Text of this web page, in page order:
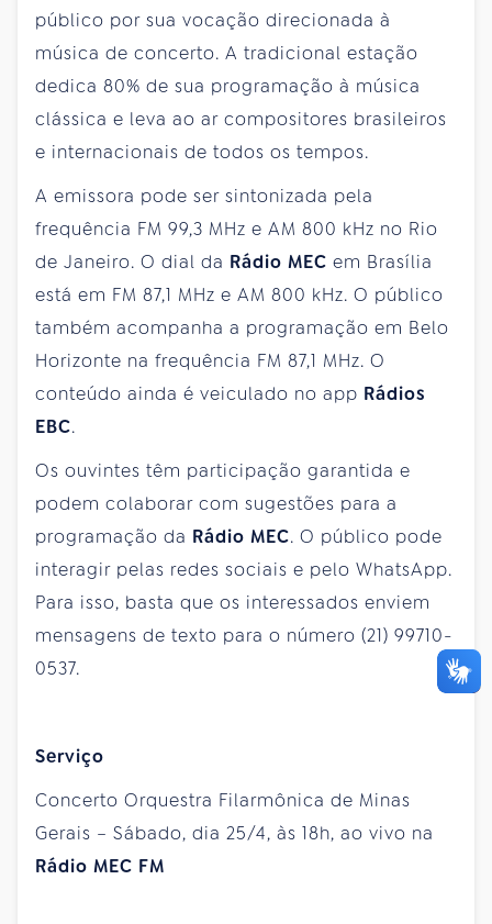
público por sua vocação direcionada à
música de concerto. A tradicional estação
dedica 80% de sua programação à música
clássica e leva ao ar compositores brasileiros
e internacionais de todos os tempos.
A emissora pode ser sintonizada pela
frequência FM 99,3 MHz e AM 800 kHz no Rio
de Janeiro. O dial da Rádio MEC em Brasília
está em FM 87,1 MHz e AM 800 kHz. O público
também acompanha a programação em Belo
Horizonte na frequência FM 87,1 MHz. O
conteúdo ainda é veiculado no app Rádios
EBC.
Os ouvintes têm participação garantida e
podem colaborar com sugestões para a
programação da Rádio MEC. O público pode
interagir pelas redes sociais e pelo WhatsApp.
Para isso, basta que os interessados enviem
mensagens de texto para o número (21) 99710-
0537.
Serviço
Concerto Orquestra Filarmônica de Minas
Gerais – Sábado, dia 25/4, às 18h, ao vivo na
Rádio MEC FM